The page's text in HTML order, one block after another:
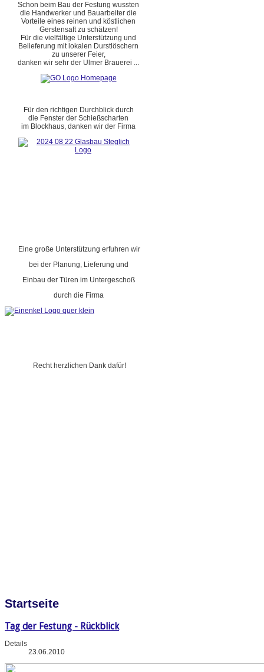
Schon beim Bau der Festung wussten
die Handwerker und Bauarbeiter die
Vorteile eines reinen und köstlichen
Gerstensaft zu schätzen!
Für die vielfältige Unterstützung und
Belieferung mit lokalen Durstlöschern
zu unserer Feier,
danken wir sehr der Ulmer Brauerei ...
Für den richtigen Durchblick durch
die Fenster der Schießscharten
im Blockhaus, danken wir der Firma
Eine große Unterstützung erfuhren wir
bei der Planung, Lieferung und
Einbau der Türen im Untergeschoß
durch die Firma
Recht herzlichen Dank dafür!
Startseite
Tag der Festung - Rückblick
Details
23.06.2010